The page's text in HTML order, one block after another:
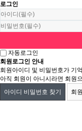
로그인
자동로그인
회원로그인 안내
회원아이디 및 비밀번호가 기
아직 회원이 아니시라면 회원
아이디 비밀번호 찾기
회